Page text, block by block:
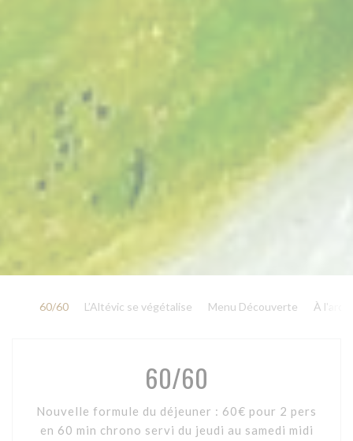
60/60 L’Altévic se végétalise Menu Découverte À
60/60
Nouvelle formule du déjeuner : 60€ pour 2 pers
en 60 min chrono servi du jeudi au samedi midi